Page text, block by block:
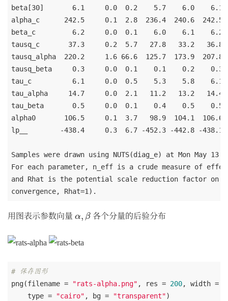
beta[30]       6.1     0.0  0.2    5.7    6.0    6.1
alpha_c      242.5     0.1  2.8  236.4  240.6  242.5
beta_c         6.2     0.0  0.1    6.0    6.1    6.2
tausq_c       37.3     0.2  5.7   27.8   33.2   36.8
tausq_alpha  220.2     1.6 66.6  125.7  173.9
tausq_beta     0.3     0.0  0.1    0.1    0.2    0.3
tau_c          6.1     0.0  0.5    5.3    5.8    6.1
tau_alpha     14.7     0.0  2.1   11.2   13.2   14.4
tau_beta       0.5     0.0  0.1    0.4    0.5    0.5
alpha0       106.5     0.1  3.7   98.9  104.1  106.6
lp__        -438.4     0.3  6.7 -452.3 -442.8 -438.1
Samples were drawn using NUTS(diag_e) at Mon May 13
For each parameter, n_eff is a crude measure of
and Rhat is the potential scale reduction factor on
用图表示参数向量 α, β
α, β 各个分量的后验分布
# 保存图形
png(filename =
"rats-alpha.png" , res = 200, width =
    type =
"cairo" , bg = "transparent")